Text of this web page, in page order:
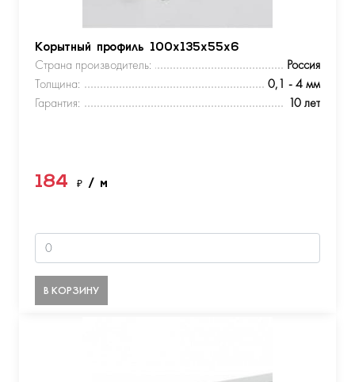
Корытный профиль 100х135х55х6
Страна производитель:
Россия
Толщина:
0,1 - 4 мм
Гарантия:
10 лет
184 ₽ / м
В КОРЗИНУ